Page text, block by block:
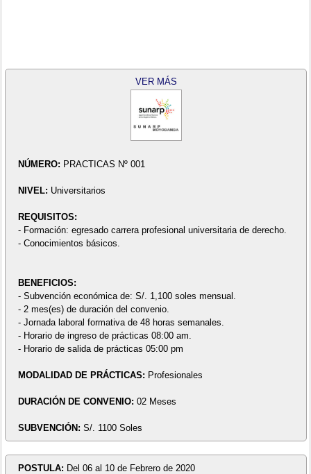
VER MÁS
NÚMERO: PRACTICAS Nº 001
NIVEL: Universitarios
REQUISITOS:
- Formación: egresado carrera profesional universitaria de derecho.
- Conocimientos básicos.
BENEFICIOS:
- Subvención económica de: S/. 1,100 soles mensual.
- 2 mes(es) de duración del convenio.
- Jornada laboral formativa de 48 horas semanales.
- Horario de ingreso de prácticas 08:00 am.
- Horario de salida de prácticas 05:00 pm
MODALIDAD DE PRÁCTICAS: Profesionales
DURACIÓN DE CONVENIO: 02 Meses
SUBVENCIÓN: S/. 1100 Soles
POSTULA: Del 06 al 10 de Febrero de 2020